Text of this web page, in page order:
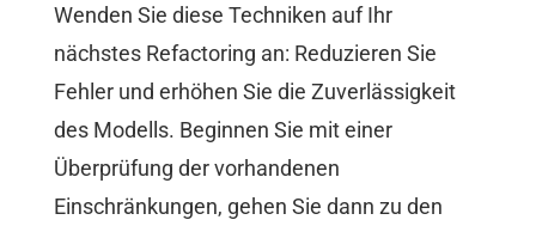
Wenden Sie diese Techniken auf Ihr
nächstes Refactoring an: Reduzieren Sie
Fehler und erhöhen Sie die Zuverlässigkeit
des Modells. Beginnen Sie mit einer
Überprüfung der vorhandenen
Einschränkungen, gehen Sie dann zu den